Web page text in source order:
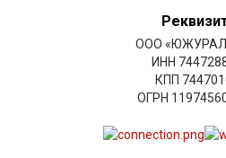
ООО
ИНН
КПП
ОГРН